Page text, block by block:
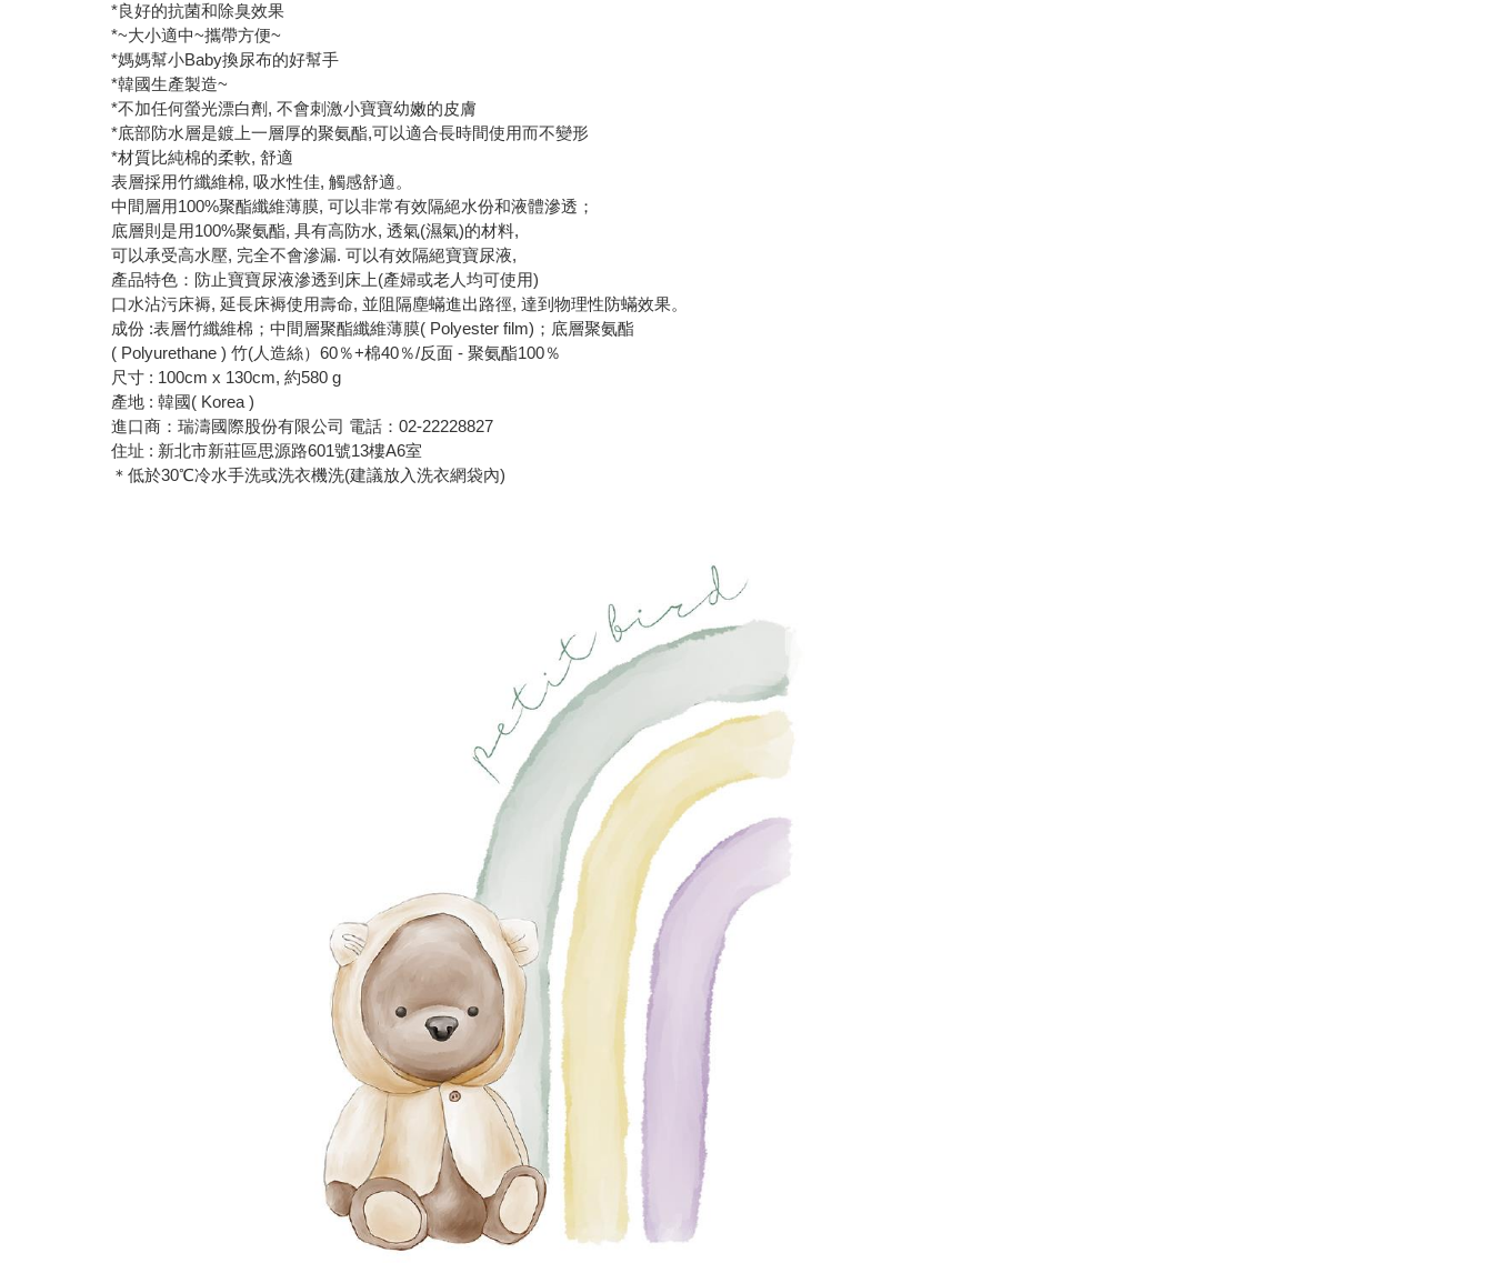
*良好的抗菌和除臭效果
*~大小適中~攜帶方便~
*媽媽幫小Baby換尿布的好幫手
*韓國生產製造~
*不加任何螢光漂白劑, 不會刺激小寶寶幼嫩的皮膚
*底部防水層是鍍上一層厚的聚氨酯,可以適合長時間使用而不變形
*材質比純棉的柔軟, 舒適
表層採用竹纖維棉, 吸水性佳, 觸感舒適。
中間層用100%聚酯纖維薄膜, 可以非常有效隔絕水份和液體滲透；
底層則是用100%聚氨酯, 具有高防水, 透氣(濕氣)的材料,
可以承受高水壓, 完全不會滲漏. 可以有效隔絕寶寶尿液,
產品特色：防止寶寶尿液滲透到床上(產婦或老人均可使用)
口水沾污床褥, 延長床褥使用壽命, 並阻隔塵蟎進出路徑, 達到物理性防蟎效果。
成份 :表層竹纖維棉；中間層聚酯纖維薄膜( Polyester film)；底層聚氨酯
( Polyurethane ) 竹(人造絲）60％+棉40％/反面 - 聚氨酯100％
尺寸 : 100cm x 130cm, 約580 g
產地 : 韓國( Korea )
進口商：瑞濤國際股份有限公司 電話：02-22228827
住址 : 新北市新莊區思源路601號13樓A6室
＊低於30℃冷水手洗或洗衣機洗(建議放入洗衣網袋內)